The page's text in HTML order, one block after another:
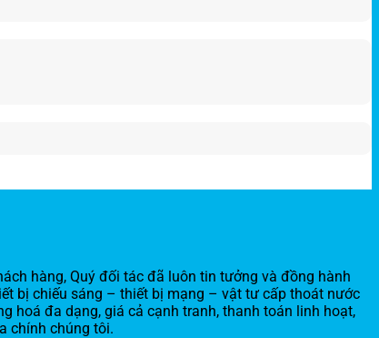
hàng, Quý đối tác đã luôn tin tưởng và đồng hành
bị chiếu sáng – thiết bị mạng – vật tư cấp thoát nước
hoá đa dạng, giá cả cạnh tranh, thanh toán linh hoạt,
chính chúng tôi.